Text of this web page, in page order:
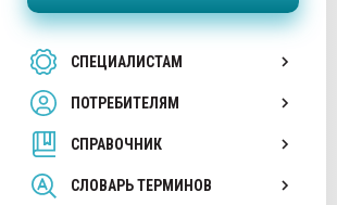
СПЕЦИАЛИСТАМ
ПОТРЕБИТЕЛЯМ
СПРАВОЧНИК
СЛОВАРЬ ТЕРМИНОВ